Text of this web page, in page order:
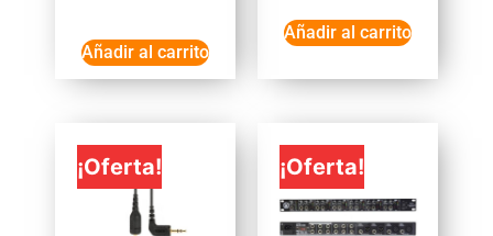
Añadir al carrito
Añadir al carrito
¡Oferta! ¡Oferta!